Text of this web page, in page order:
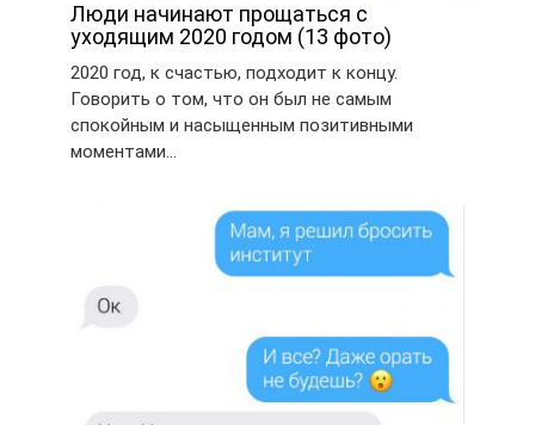
Люди начинают прощаться с
уходящим 2020 годом (13 фото)
2020 год, к счастью, подходит к концу.
Говорить о том, что он был не самым
спокойным и насыщенным позитивными
моментами…